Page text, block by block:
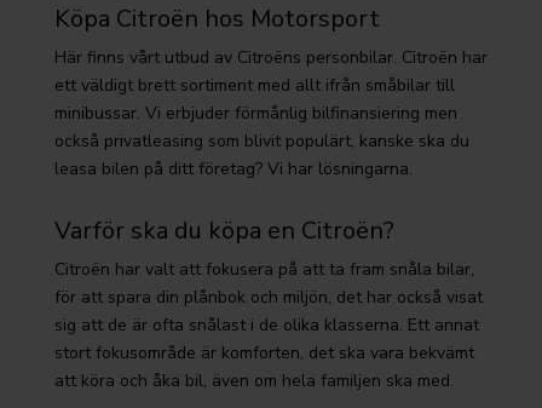
Köpa Citroën hos Motorsport
Här finns vårt utbud av Citroëns personbilar. Citroën har
ett väldigt brett sortiment med allt ifrån småbilar till
minibussar. Vi erbjuder förmånlig bilfinansiering men
också privatleasing som blivit populärt, kanske ska du
leasa bilen på ditt företag? Vi har lösningarna.
Varför ska du köpa en Citroën?
Citroën har valt att fokusera på att ta fram snåla bilar,
för att spara din plånbok och miljön, det har också visat
sig att de är ofta snålast i de olika klasserna. Ett annat
stort fokusområde är komforten, det ska vara bekvämt
att köra och åka bil, även om hela familjen ska med.